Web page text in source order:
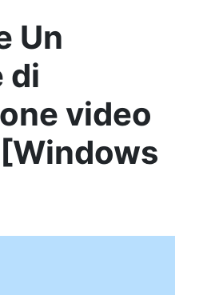
Un
di
video